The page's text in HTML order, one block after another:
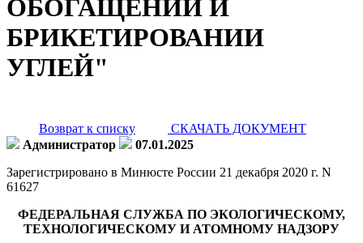
ОБОГАЩЕНИИ И
БРИКЕТИРОВАНИИ
УГЛЕЙ"
Возврат к списку
СКАЧАТЬ ДОКУМЕНТ
Администратор
07.01.2025
Зарегистрировано в Минюсте России 21 декабря 2020 г. N
61627
ФЕДЕРАЛЬНАЯ СЛУЖБА ПО ЭКОЛОГИЧЕСКОМУ,
ТЕХНОЛОГИЧЕСКОМУ И АТОМНОМУ НАДЗОРУ